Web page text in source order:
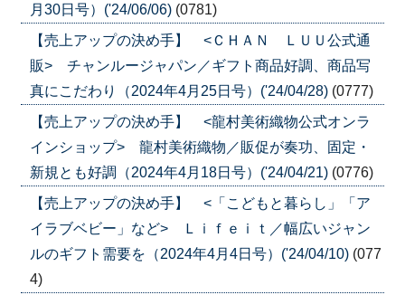
月30日号）('24/06/06) (0781)
【売上アップの決め手】 <ＣＨＡＮ ＬＵＵ公式通
販> チャンルージャパン／ギフト商品好調、商品写
真にこだわり（2024年4月25日号）('24/04/28) (0777)
【売上アップの決め手】 <龍村美術織物公式オンラ
インショップ> 龍村美術織物／販促が奏功、固定・
新規とも好調（2024年4月18日号）('24/04/21) (0776)
【売上アップの決め手】 <「こどもと暮らし」「ア
イラブベビー」など> Ｌｉｆｅｉｔ／幅広いジャン
ルのギフト需要を（2024年4月4日号）('24/04/10) (077
4)